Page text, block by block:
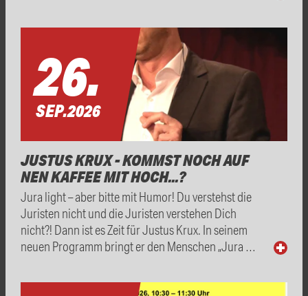
26.
SEP.2026
JUSTUS KRUX - KOMMST NOCH AUF
NEN KAFFEE MIT HOCH...?
Jura light – aber bitte mit Humor! Du verstehst die
Juristen nicht und die Juristen verstehen Dich
nicht?! Dann ist es Zeit für Justus Krux. In seinem
neuen Programm bringt er den Menschen „Jura …